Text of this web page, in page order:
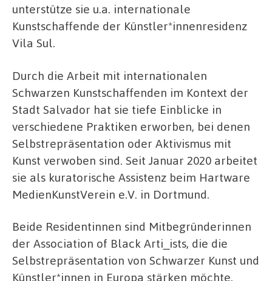
unterstütze sie u.a. internationale
Kunstschaffende der Künstler*innenresidenz
Vila Sul.
Durch die Arbeit mit internationalen
Schwarzen Kunstschaffenden im Kontext der
Stadt Salvador hat sie tiefe Einblicke in
verschiedene Praktiken erworben, bei denen
Selbstrepräsentation oder Aktivismus mit
Kunst verwoben sind. Seit Januar 2020 arbeitet
sie als kuratorische Assistenz beim Hartware
MedienKunstVerein e.V. in Dortmund.
Beide Residentinnen sind Mitbegründerinnen
der Association of Black Arti_ists, die die
Selbstrepräsentation von Schwarzer Kunst und
Künstler*innen in Europa stärken möchte.